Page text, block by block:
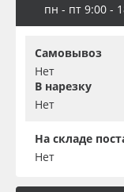
пн - пт 9:00 -
Самовывоз
Нет
В нарезку
Нет
На складе
Нет